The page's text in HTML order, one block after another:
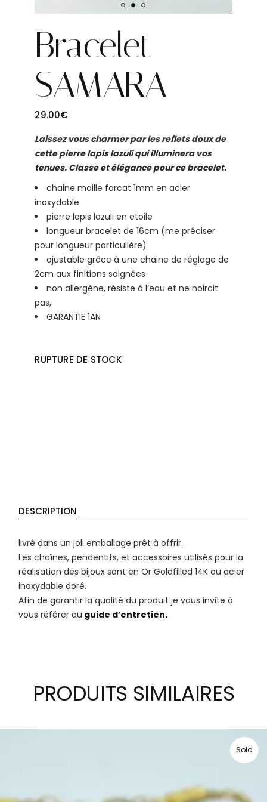
Bracelet
SAMARA
29.00€
Laissez vous charmer par les reflets doux de
cette pierre lapis lazuli qui illuminera vos
tenues. Classe et élégance pour ce bracelet.
chaine maille forcat 1mm en acier
inoxydable
pierre lapis lazuli en etoile
longueur bracelet de 16cm (me préciser
pour longueur particulière)
ajustable grâce à une chaine de réglage de
2cm aux finitions soignées
non allergène, résiste à l’eau et ne noircit
pas,
GARANTIE 1AN
RUPTURE DE STOCK
DESCRIPTION
livré dans un joli emballage prêt à offrir.
Les chaînes, pendentifs, et accessoires utilisés pour la
réalisation des bijoux sont en Or Goldfilled 14K ou acier
inoxydable doré.
Afin de garantir la qualité du produit je vous invite à
vous référer au guide d’entretien.
PRODUITS SIMILAIRES
Sold